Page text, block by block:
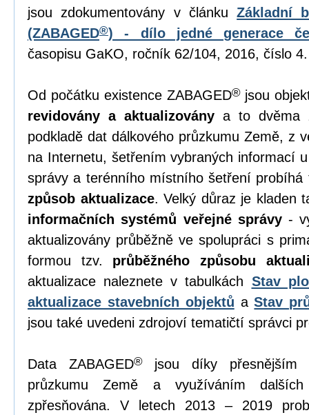
jsou zdokumentovány v článkuZákladní
(ZABAGED®) - dílo jedné generace
časopisu GaKO, ročník 62/104, 2016, číslo 4.
Od počátku existence ZABAGED®jsou
revidovány a aktualizovány a to dvěma
podkladě dat dálkového průzkumu Země, z
na Internetu, šetřením vybraných informací
správy a terénního místního šetření
způsob aktualizace. Velký důraz je kladen
informačních systémů veřejné správy-
aktualizovány průběžně ve spolupráci s
formou tzv. průběžného způsobu
aktualizace naleznete v tabulkách Stav
aktualizace stavebních objektů aStav
jsou také uvedeni zdrojoví tematičtí správci
Data ZABAGED®jsou díky přesnějším
průzkumu Země a využíváním
zpřesňována. V letech 2013 – 2019